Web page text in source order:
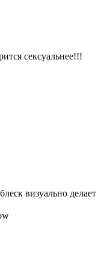
сексуальнее!!!
визуально делает